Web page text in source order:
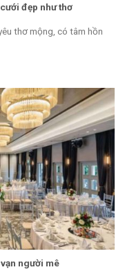
đẹp như thơ
thơ mộng, có tâm hồn
người mê